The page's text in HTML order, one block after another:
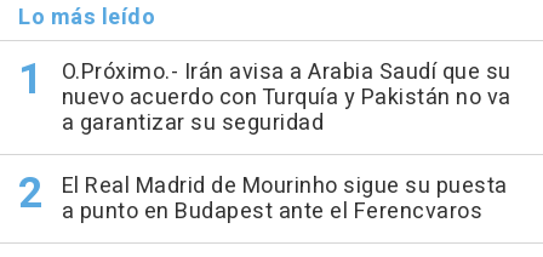
Lo más leído
O.Próximo.- Irán avisa a Arabia Saudí que su
nuevo acuerdo con Turquía y Pakistán no va
a garantizar su seguridad
El Real Madrid de Mourinho sigue su puesta
a punto en Budapest ante el Ferencvaros